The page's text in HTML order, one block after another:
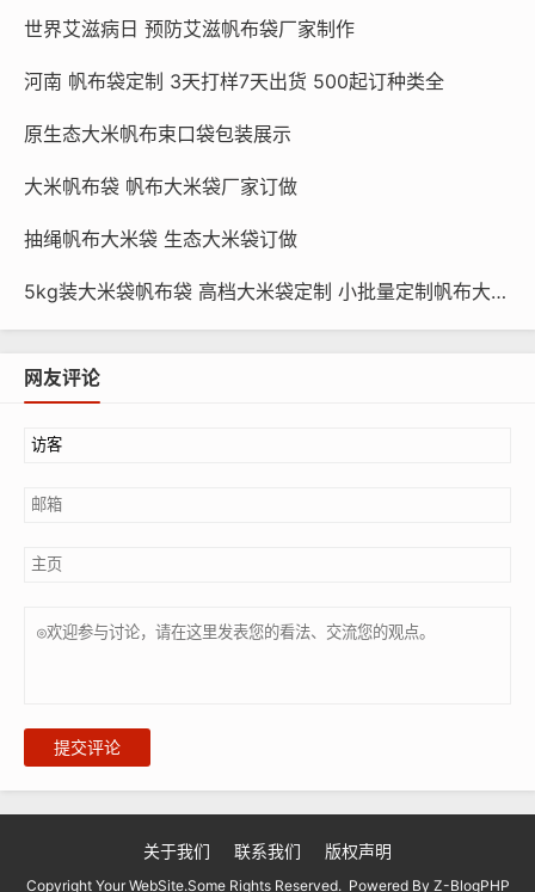
世界艾滋病日 预防艾滋帆布袋厂家制作
河南 帆布袋定制 3天打样7天出货 500起订种类全
原生态大米帆布束口袋包装展示
大米帆布袋 帆布大米袋厂家订做
抽绳帆布大米袋 生态大米袋订做
5kg装大米袋帆布袋 高档大米袋定制 小批量定制帆布大米袋小米袋
网友评论
提交评论
关于我们 联系我们 版权声明
Copyright Your WebSite.Some Rights Reserved. Powered By Z-BlogPHP